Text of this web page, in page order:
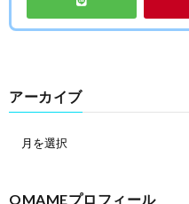
アーカイブ
OMAMEプロフィール